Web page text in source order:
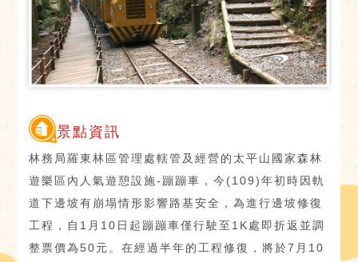
景點資訊
林務局羅東林區管理處轄管及經營的太平山國家森林
遊樂區內人氣遊憩設施-蹦蹦車，今(109)年初時因軌
道下邊坡有崩塌情形影響路基安全，為進行邊坡修復
工程，自1月10日起蹦蹦車僅行駛至1K處即折返並調
整票價為50元。在經過半年的工程修復，將於7月10